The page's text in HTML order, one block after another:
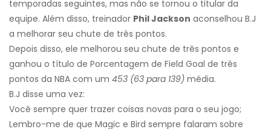
temporadas seguintes, mas não se tornou o titular da
equipe. Além disso, treinador Phil Jackson aconselhou B.J
a melhorar seu chute de três pontos.
Depois disso, ele melhorou seu chute de três pontos e
ganhou o título de Porcentagem de Field Goal de três
pontos da NBA com um 453 (63 para 139) média.
B.J disse uma vez:
Você sempre quer trazer coisas novas para o seu jogo;
Lembro-me de que Magic e Bird sempre falaram sobre